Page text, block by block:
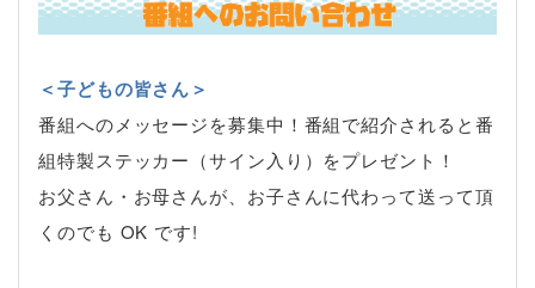
＜子どもの皆さん＞
番組へのメッセージを募集中！番組で紹介されると番
組特製ステッカー（サイン入り）をプレゼント！
お父さん・お母さんが、お子さんに代わって送って頂
くのでも OK です!